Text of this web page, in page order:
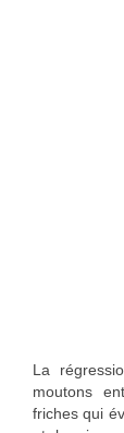
La
moutons
friches qui